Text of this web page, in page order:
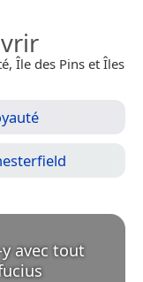
Île des Pins et Îles
avec tout